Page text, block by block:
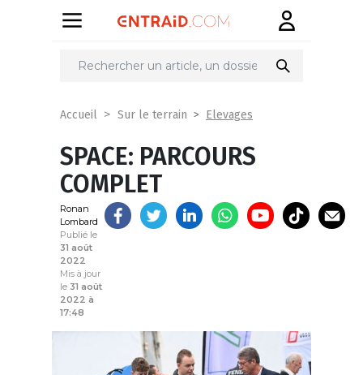
Partager
Accueil Sur le terrain Elevages
SPACE: PARCOURS
COMPLET
Ronan
Lombard
Publié le
31 août
2022
Mis à jour
le 31 août
2022 à
17:48